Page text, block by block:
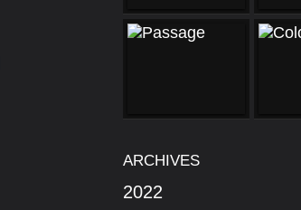
ARCHIVES
2022